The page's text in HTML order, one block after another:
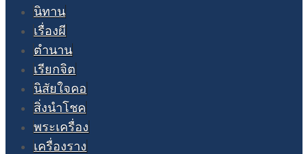
นิทาน
เรื่องผี
ตำนาน
เรียกจิต
นิสัยใจคอ
สิ่งนำโชค
พระเครื่อง
เครื่องราง